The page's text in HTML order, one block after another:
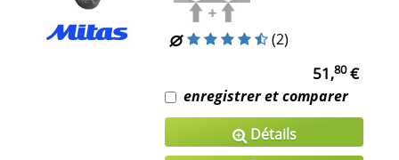
(2)
51,80€
enregistrer et comparer
Détails